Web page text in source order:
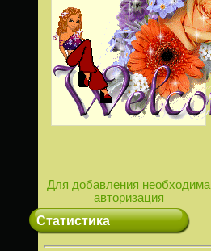
Для добавления необходима
авторизация
Статистика